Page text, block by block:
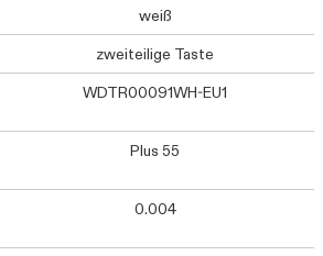
weiß
zweiteilige Taste
WDTR00091WH-EU1
Plus 55
0.004